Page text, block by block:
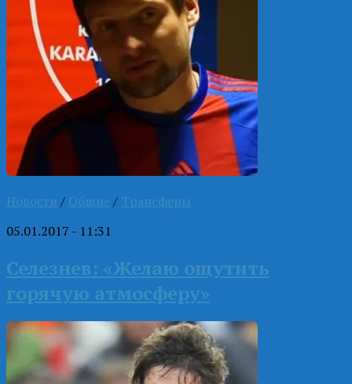
Новости / Общие / Трансферы
05.01.2017 - 11:31
Селезнев: «Желаю ощутить
горячую атмосферу»